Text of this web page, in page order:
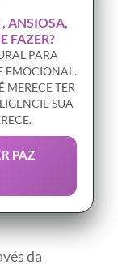
ANSIOSA,
FAZER?
PARA
EMOCIONAL.
MERECE TER
SUA
PAZ
da